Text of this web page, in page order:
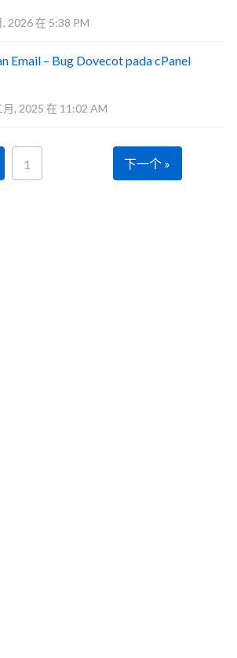
2026 在 5:38 PM
Email – Bug Dovecot pada cPanel
月, 2025 在 11:02 AM
1 下一个 »